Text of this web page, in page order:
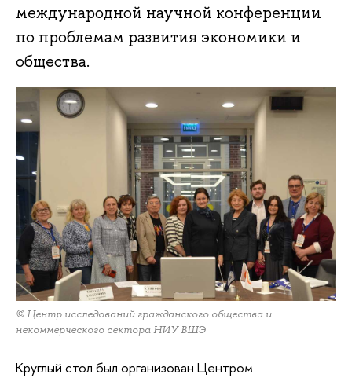
международной научной конференции
по проблемам развития экономики и
общества.
© Центр исследований гражданского общества и
некоммерческого сектора НИУ ВШЭ
Круглый стол был организован Центром